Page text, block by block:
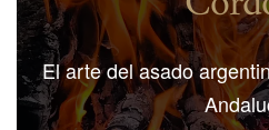
El arte del asado